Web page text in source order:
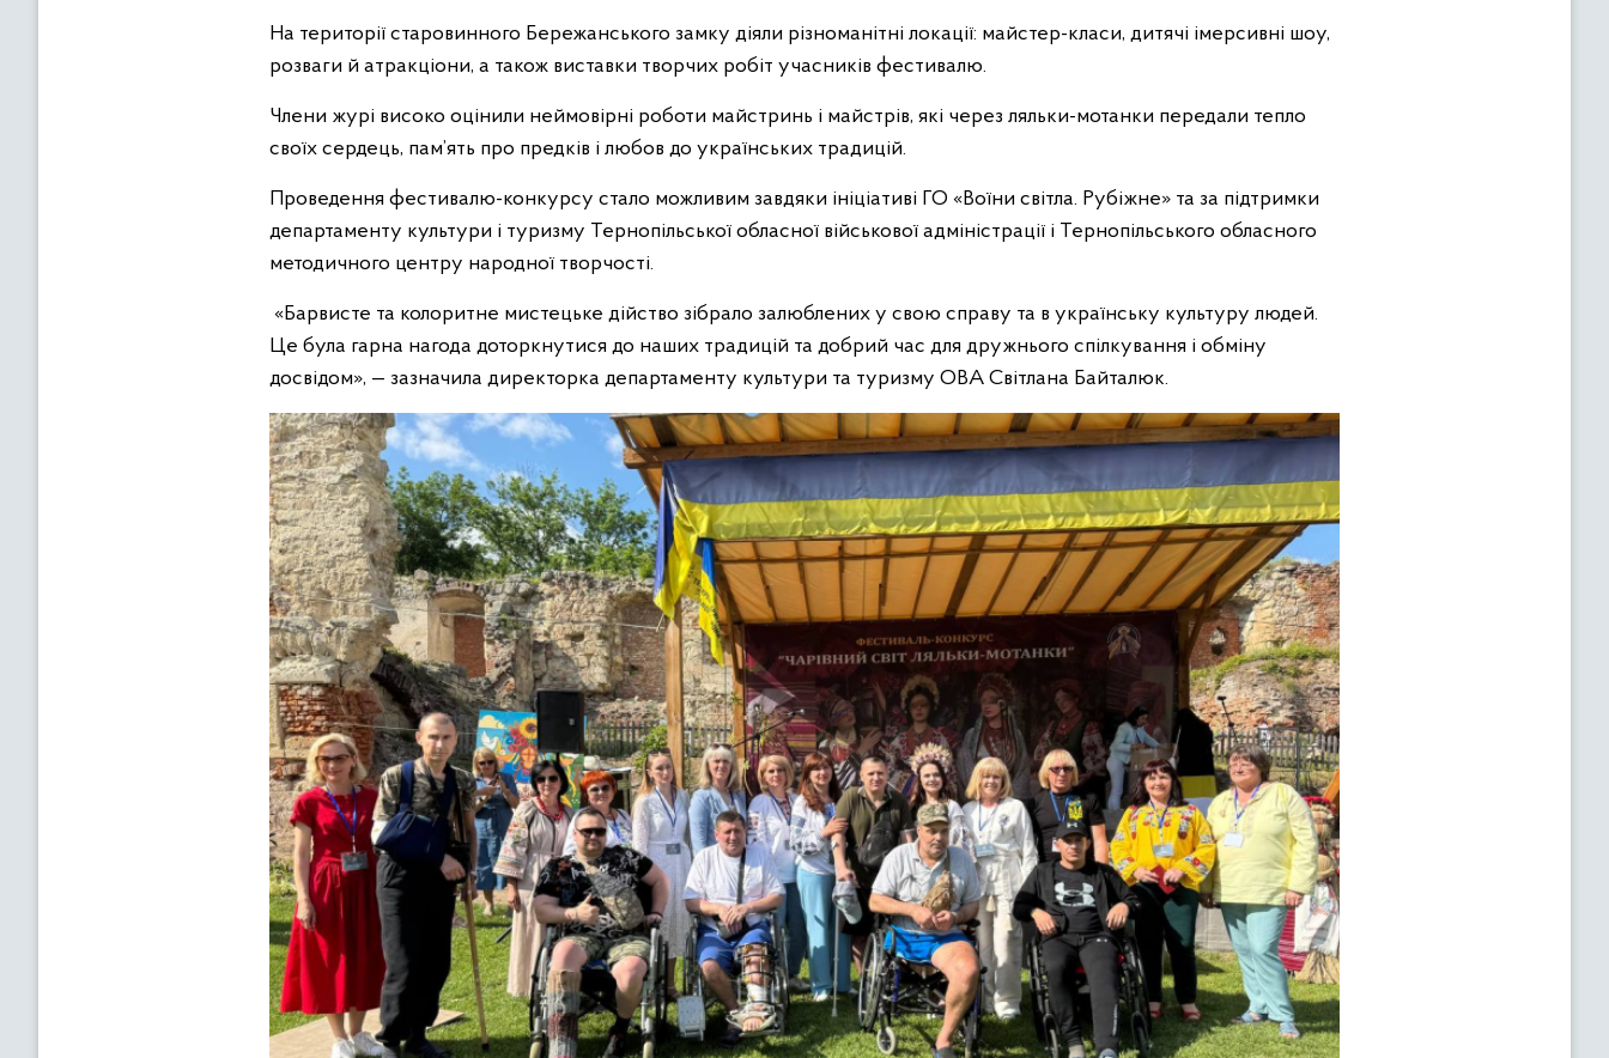
На території старовинного Бережанського замку діяли різноманітні локації: майстер-класи, дитячі імерсивні шоу,
розваги й атракціони, а також виставки творчих робіт учасників фестивалю.
Члени журі високо оцінили неймовірні роботи майстринь і майстрів, які через ляльки-мотанки передали тепло
своїх сердець, пам’ять про предків і любов до українських традицій.
Проведення фестивалю-конкурсу стало можливим завдяки ініціативі ГО «Воїни світла. Рубіжне» та за підтримки
департаменту культури і туризму Тернопільської обласної військової адміністрації і Тернопільського обласного
методичного центру народної творчості.
«Барвисте та колоритне мистецьке дійство зібрало залюблених у свою справу та в українську культуру людей.
Це була гарна нагода доторкнутися до наших традицій та добрий час для дружнього спілкування і обміну
досвідом», — зазначила директорка департаменту культури та туризму ОВА Світлана Байталюк.